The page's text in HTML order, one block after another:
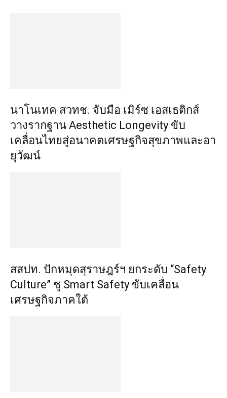
นาโนเทค สวทช. จับมือ เมิร์ซ เอสเธติกส์
วางรากฐาน Aesthetic Longevity ขับ
เคลื่อนไทยสู่อนาคตเศรษฐกิจสุขภาพและอา
ยุวัฒน์
สสปท. ปักหมุดสุราษฎร์ฯ ยกระดับ “Safety
Culture” ชู Smart Safety ขับเคลื่อน
เศรษฐกิจภาคใต้